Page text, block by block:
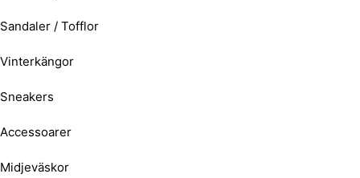
Sandaler / Tofflor
Vinterkängor
Sneakers
Accessoarer
Midjeväskor